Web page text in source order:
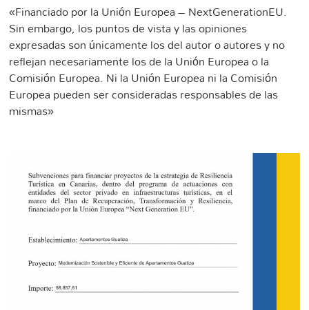
«Financiado por la Unión Europea – NextGenerationEU.
Sin embargo, los puntos de vista y las opiniones
expresadas son únicamente los del autor o autores y no
reflejan necesariamente los de la Unión Europea o la
Comisión Europea. Ni la Unión Europea ni la Comisión
Europea pueden ser consideradas responsables de las
mismas»